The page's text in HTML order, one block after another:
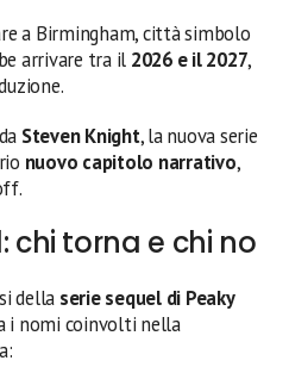
a Birmingham, città simbolo
arrivare tra il 2026 e il 2027,
Steven Knight, la nuova serie
nuovo capitolo narrativo,
chi torna e chi no
della serie sequel di Peaky
i nomi coinvolti nella